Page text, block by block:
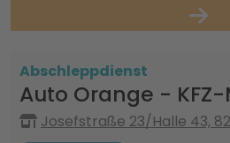
Abschleppdienst
Auto Orange -
Josefstraße 23/Halle 43,